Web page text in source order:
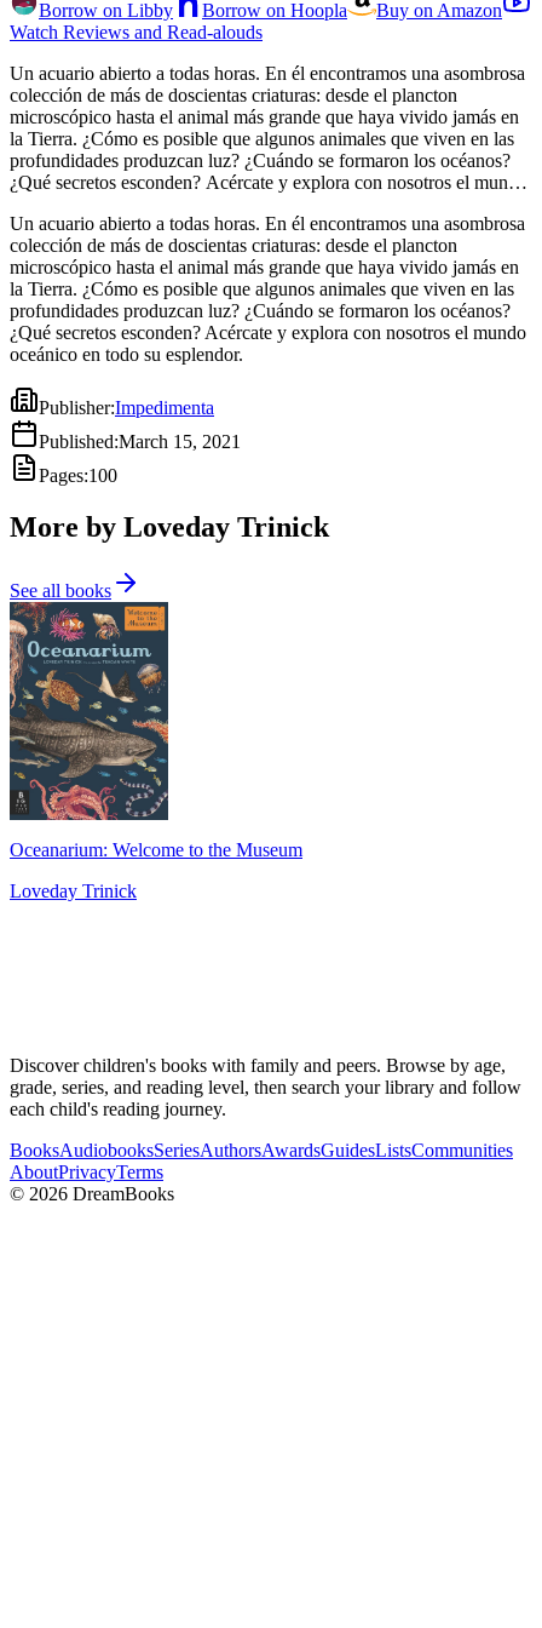
Borrow on Libby Borrow on Hoopla
Buy on Amazon
Watch Reviews and Read-alouds
Un acuario abierto a todas horas. En él encontramos una asombrosa
colección de más de doscientas criaturas: desde el plancton
microscópico hasta el animal más grande que haya vivido jamás en
la Tierra. ¿Cómo es posible que algunos animales que viven en las
profundidades produzcan luz? ¿Cuándo se formaron los océanos?
¿Qué secretos esconden? Acércate y explora con nosotros el mundo
Un acuario abierto a todas horas. En él encontramos una asombrosa
colección de más de doscientas criaturas: desde el plancton
microscópico hasta el animal más grande que haya vivido jamás en
la Tierra. ¿Cómo es posible que algunos animales que viven en las
profundidades produzcan luz? ¿Cuándo se formaron los océanos?
¿Qué secretos esconden? Acércate y explora con nosotros el mundo
oceánico en todo su esplendor.
Publisher:Impedimenta
Published:March 15, 2021
Pages:100
More by Loveday Trinick
See all books
Oceanarium: Welcome to the Museum
Loveday Trinick
Discover children's books with family and peers. Browse by age,
grade, series, and reading level, then search your library and follow
each child's reading journey.
BooksAudiobooksSeriesAuthorsAwardsGuidesListsCommunities
AboutPrivacyTerms
© 2026 DreamBooks